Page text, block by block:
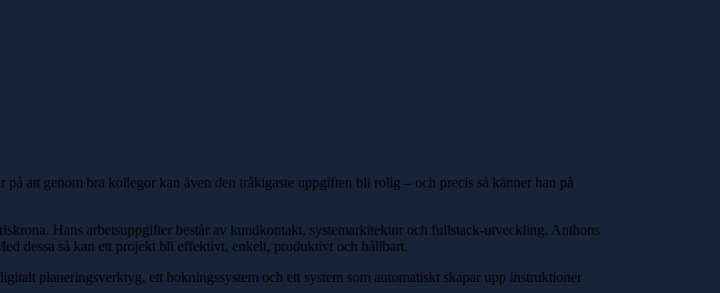
att genom bra kollegor kan även den tråkigaste uppgiften bli rolig – och precis så känner han på
Hans arbetsuppgifter består av kundkontakt, systemarkitektur och fullstack-utveckling. Anthons
dessa så kan ett projekt bli effektivt, enkelt, produktivt och hållbart.
planeringsverktyg, ett bokningssystem och ett system som automatiskt skapar upp instruktioner